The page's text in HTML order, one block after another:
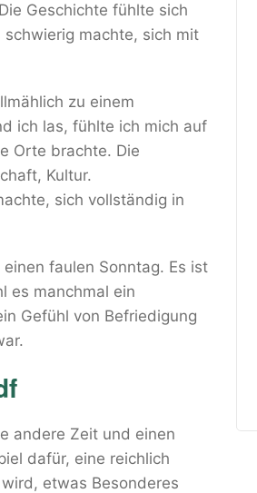
Geschichte fühlte sich
machte, sich mit
zu einem
ich las, fühlte ich mich auf
Orte brachte. Die
Kultur.
sich vollständig in
faulen Sonntag. Es ist
es manchmal ein
Gefühl von Befriedigung
andere Zeit und einen
dafür, eine reichlich
etwas Besonderes